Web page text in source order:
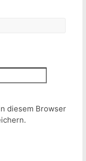
diesem Browser